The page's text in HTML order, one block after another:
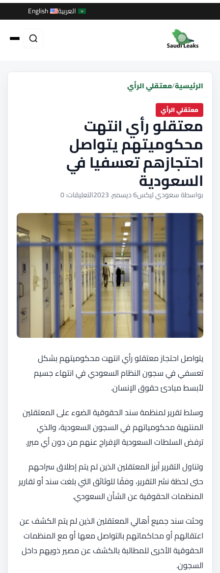
العربية English
الرئيسية/معتقلي الرأي
معتقلي الرأي
معتقلو رأي انتهت
محكوميتهم يتواصل
احتجازهم تعسفيا في
السعودية
بواسطة سعودي ليكس6 ديسمبر، 2023 التعليقات: 0
يتواصل احتجاز معتقلو رأي انتهت محكوميتهم بشكل
تعسفي في سجون النظام السعودي في انتهاء جسيم
لأبسط مبادئ حقوق الإنسان.
وسلط تقرير لمنظمة سند الحقوقية الضوء على المعتقلين
المنتهية محكومياتهم في السجون السعودية، والذي
ترفض السلطات السعودية الإفراج عنهم من دون أي مبرر.
وتناول التقرير أبرز المعتقلين الذين لم يتم إطلاق سراحهم
حتى لحظة نشر التقرير، وفقًا للوثائق التي بلغت سند أو تقارير
المنظمات الحقوقية عن الشأن السعودي.
وحثت سند جميع أهالي المعتقلين الذين لم يتم الكشف عن
اعتقالهم أو محاكماتهم بالتواصل معها أو مع المنظمات
الحقوقية الأخرى للمطالبة بالكشف عن مصير ذويهم داخل
السجون.